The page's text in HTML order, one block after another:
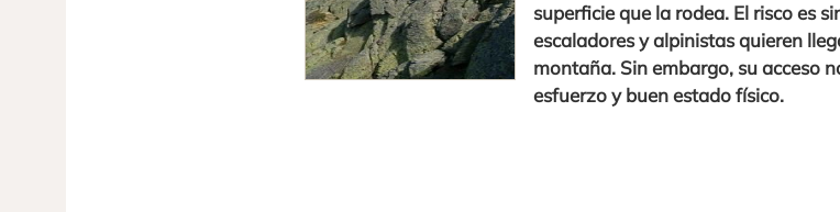
superficie que la rodea. El risco es
escaladores y alpinistas quieren
montaña. Sin embargo, su acceso
esfuerzo y buen estado físico.